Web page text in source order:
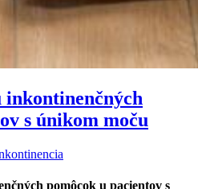
inkontinenčných
s únikom moču
pomôcok u pacientov s